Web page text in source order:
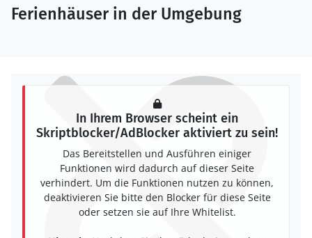
Ferienhäuser in der Umgebung
In Ihrem Browser scheint ein
Skriptblocker/AdBlocker aktiviert zu sein!
Das Bereitstellen und Ausführen einiger
Funktionen wird dadurch auf dieser Seite
verhindert. Um die Funktionen nutzen zu können,
deaktivieren Sie bitte den Blocker für diese Seite
oder setzen sie auf Ihre Whitelist.